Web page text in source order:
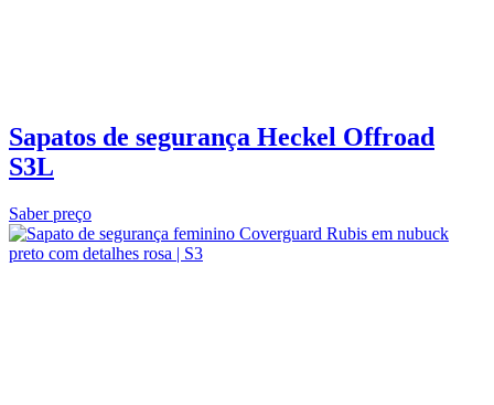
Sapatos de segurança Heckel Offroad
S3L
Saber preço